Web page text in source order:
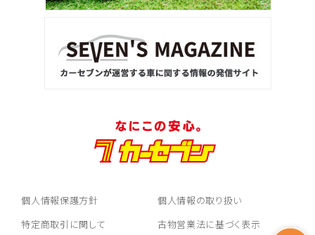
個人情報保護方針
個人情報の取り扱い
特定商取引に関して
古物営業法に基づく表示